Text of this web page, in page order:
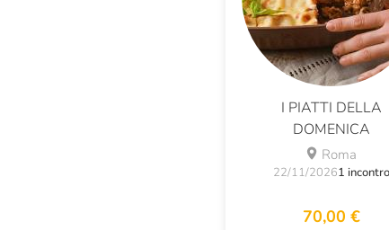
I PIATTI DELLA
DOMENICA
Roma
22/11/20261 incontro
70,00 €